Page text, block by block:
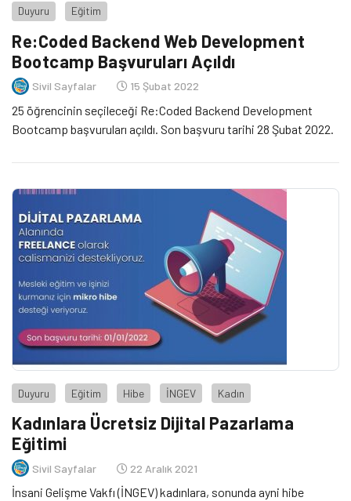
Duyuru Eğitim
Re:Coded Backend Web Development
Bootcamp Başvuruları Açıldı
Sivil Sayfalar 15 Şubat 2022
25 öğrencinin seçileceği Re:Coded Backend Development
Bootcamp başvuruları açıldı. Son başvuru tarihi 28 Şubat 2022.
Duyuru Eğitim Hibe İNGEV Kadın
Kadınlara Ücretsiz Dijital Pazarlama
Eğitimi
Sivil Sayfalar 22 Aralık 2021
İnsani Gelişme Vakfı (İNGEV) kadınlara, sonunda ayni hibe